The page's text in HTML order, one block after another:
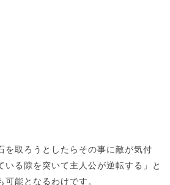
を取ろうとしたらその事に敵が気付
いる隙を突いて主人公が逆転する」と
能となるわけです。